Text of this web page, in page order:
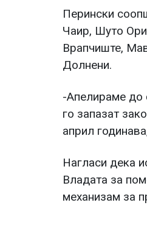
Перински
Чаир, Шуто
Врапчиште,
Долнени.
-Апелираме до
го запазат
април
Нагласи дека
Владата за
механизам за